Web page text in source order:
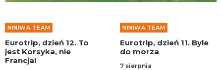
NINIWA TEAM
FESTIWAL ŻYCIA
WOLONTARIAT
NINIWA TEAM
Eurotrip, dzień 12. To
jest Korsyka, nie
Francja!
NINIWA TEAM
Eurotrip, dzień 11. Byle
do morza
7 sierpnia